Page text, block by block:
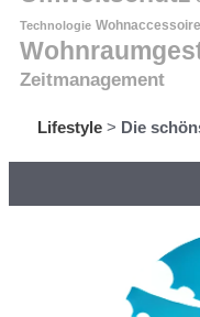
Technologie
Zeitmanagement
Lifestyle> Die